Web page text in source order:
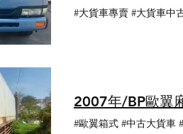
#大貨車專賣 #大貨車中
2007年/BP歐翼
#歐翼箱式 #中古大貨車